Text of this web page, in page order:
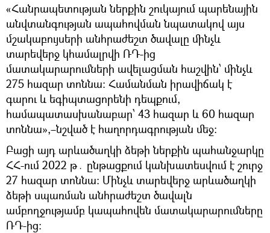
«Հանրապետության ներքին շուկայում պարենային
անվտանգության ապահովման նպատակով այս
մշակաբույսերի անհրաժեշտ ծավալը մինչև
տարեվերջ կհամալրվի ՌԴ-ից
մատակարարումների ավելացման հաշվին՝ մինչև
275 հազար տոննա։ Համանման իրավիճակ է
գարու և եգիպտացորենի դեպքում,
համապատասխանաբար՝ 43 հազար և 60 հազար
տոննա»,–նշված է հաղորդագրության մեջ։
Բացի այդ արևածաղկի ձեթի ներքին պահանջարկը
ՀՀ-ում 2022 թ․ ընթացքում կանխատեսվում է շուրջ
27 հազար տոննա։ Մինչև տարեվերջ արևածաղկի
ձեթի սպառման անհրաժեշտ ծավալն
ամբողջությամբ կապահովեն մատակարարումները
ՌԴ-ից։